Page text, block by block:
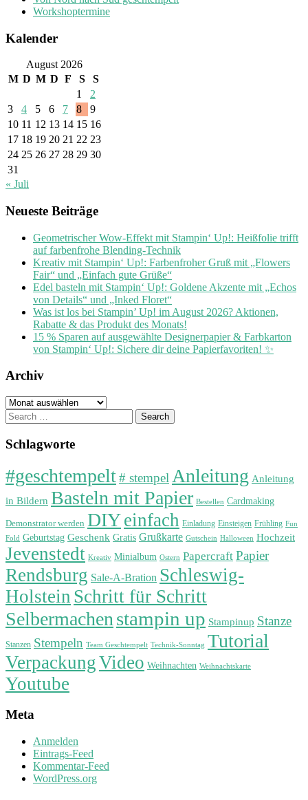
Workshoptermine
Kalender
August 2026
M D M D F S
S
1
2
3
4 5 6 7 8
9
10 11 12 13 14 15 16
17 18 19 20 21 22 23
24 25 26 27 28 29 30
31
« Juli
Neueste Beiträge
Geometrischer Wow-Effekt mit Stampin‘ Up!: Heißfolie trifft
auf farbenfrohe Blending-Technik
Kreativ mit Stampin‘ Up!: Farbenfroher Gruß mit „Flowers
Fair“ und „Einfach gute Grüße“
Edel basteln mit Stampin‘ Up!: Goldene Akzente mit „Echos
von Details“ und „Inked Floret“
Was ist los bei Stampin’ Up! im August 2026? Aktionen,
Rabatte & das Produkt des Monats!
15 % Sparen auf ausgewählte Designerpapier & Farbkarton
von Stampin‘ Up!: Sichere dir deine Papierfavoriten! ✨
Archiv
Archiv
Search
for:
Schlagworte
#geschtempelt# stempel Anleitung Anleitung
in Bildern Basteln mit Papier Bestellen Cardmaking
Demonstrator werden DIYeinfach Einladung Einsteigen Frühling Fun
Fold Geburtstag Geschenk Gratis Grußkarte Gutschein Halloween Hochzeit
Jevenstedt Kreativ Minialbum Ostern Papercraft Papier
Rendsburg Sale-A-Bration Schleswig-
Holstein Schritt für Schritt
Selbermachen stampin up Stampinup Stanze
Stanzen Stempeln Team Geschtempelt Technik-Sonntag Tutorial
VerpackungVideo Weihnachten Weihnachtskarte
Youtube
Meta
Anmelden
Eintrags-Feed
Kommentar-Feed
WordPress.org